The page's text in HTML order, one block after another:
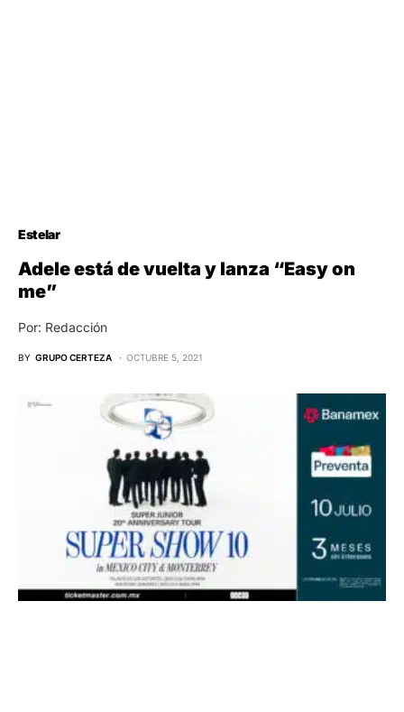
Estelar
Adele está de vuelta y lanza “Easy on
me”
Por: Redacción
BY GRUPO CERTEZA OCTUBRE 5, 2021